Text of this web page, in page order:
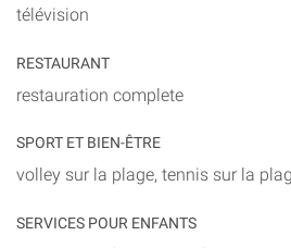
télévision
RESTAURANT
restauration complete
SPORT ET BIEN-ÊTRE
volley sur la plage, tennis sur la
SERVICES POUR ENFANTS